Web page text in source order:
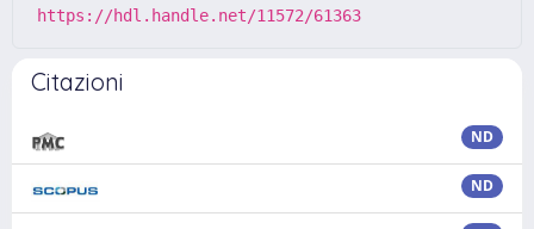
https://hdl.handle.net/11572/61363
Citazioni
ND
ND